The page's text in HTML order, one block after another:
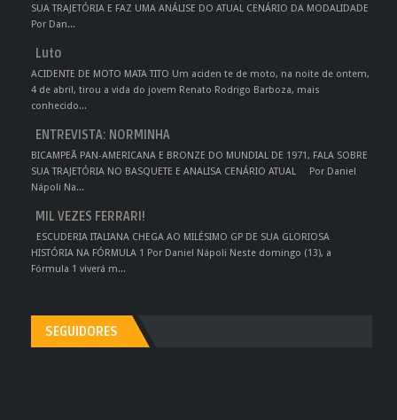
SUA TRAJETÓRIA E FAZ UMA ANÁLISE DO ATUAL CENÁRIO DA MODALIDADE
Por Dan...
Luto
ACIDENTE DE MOTO MATA TITO Um aciden te de moto, na noite de ontem,
4 de abril, tirou a vida do jovem Renato Rodrigo Barboza, mais
conhecido...
ENTREVISTA: NORMINHA
BICAMPEÃ PAN-AMERICANA E BRONZE DO MUNDIAL DE 1971, FALA SOBRE
SUA TRAJETÓRIA NO BASQUETE E ANALISA CENÁRIO ATUAL Por Daniel
Nápoli Na...
MIL VEZES FERRARI!
ESCUDERIA ITALIANA CHEGA AO MILÉSIMO GP DE SUA GLORIOSA
HISTÓRIA NA FÓRMULA 1 Por Daniel Nápoli Neste domingo (13), a
Fórmula 1 viverá m...
SEGUIDORES